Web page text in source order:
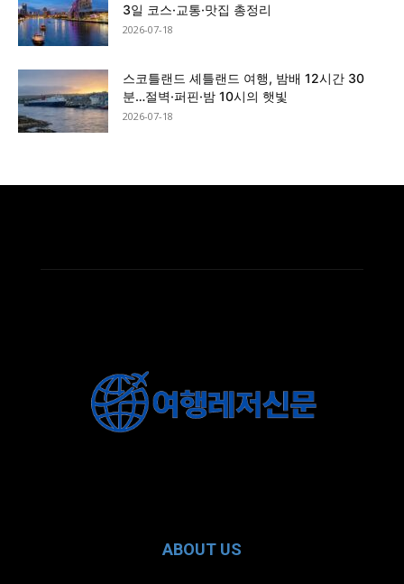
3일 코스·교통·맛집 총정리
2026-07-18
스코틀랜드 셰틀랜드 여행, 밤배 12시간 30
분…절벽·퍼핀·밤 10시의 햇빛
2026-07-18
ABOUT US